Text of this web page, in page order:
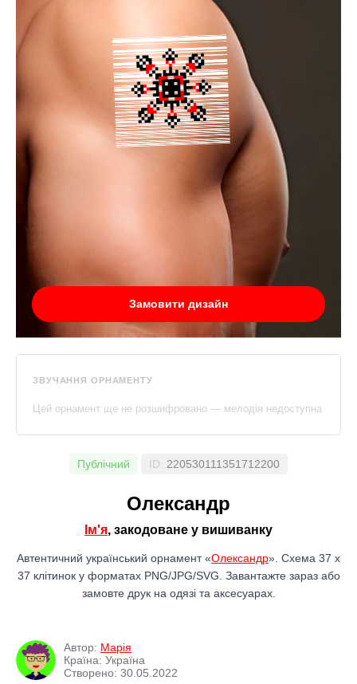
Замовити дизайн
ЗВУЧАННЯ ОРНАМЕНТУ
Цей орнамент ще не розшифровано — мелодія недоступна
Публічний ID: 220530111351712200
Олександр
Ім'я, закодоване у вишиванку
Автентичний український орнамент «Олександр». Схема 37 x
37 клітинок у форматах PNG/JPG/SVG. Завантажте зараз або
замовте друк на одязі та аксесуарах.
Автор: Марія
Країна: Україна
Створено: 30.05.2022